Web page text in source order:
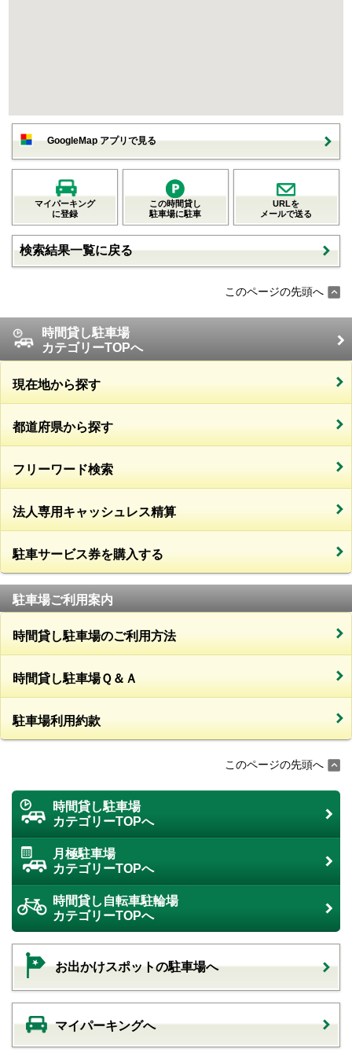
GoogleMap アプリで見る
マイパーキング
に登録
この時間貸し
駐車場に駐車
URLを
メールで送る
検索結果一覧に戻る
このページの先頭へ
時間貸し駐車場
カテゴリーTOPへ
現在地から探す
都道府県から探す
フリーワード検索
法人専用キャッシュレス精算
駐車サービス券を購入する
駐車場ご利用案内
時間貸し駐車場のご利用方法
時間貸し駐車場Ｑ＆Ａ
駐車場利用約款
このページの先頭へ
時間貸し駐車場
カテゴリーTOPへ
月極駐車場
カテゴリーTOPへ
時間貸し自転車駐輪場
カテゴリーTOPへ
お出かけスポットの駐車場へ
マイパーキングへ